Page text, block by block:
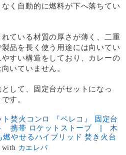
く自動的に燃料が下へ落ちてい
ている材質の厚さが薄く、二重
品を長く使う用途には向いてい
すい構造をしており、カレーの
いていません。
して、固定台がセットになっ
す。
ト焚火コンロ 『ペレコ』 固定台
携帯 ロケットストーブ | 木
燃やせるハイブリッド 焚き火台
with カエレバ